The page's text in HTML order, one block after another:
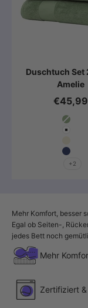
Duschtuch Set
Amelie
€45,99
Farbe
Beige
+2
Mehr Komfort, besser
Egal ob Seiten-,
jedes Bett noch
Mehr
Zertifiziert